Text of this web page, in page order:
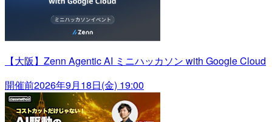
【大阪】Zenn Agentic AI ミニハッカソン with Google Cloud
開催前2026年9月18日(金) 19:00